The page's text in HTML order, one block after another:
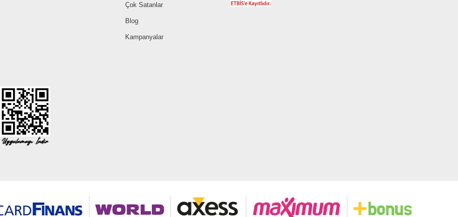
Çok Satanlar
Blog
Kampanyalar